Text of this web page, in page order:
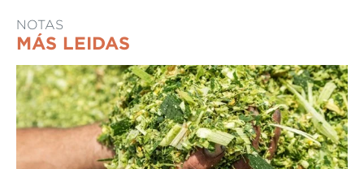
NOTAS
MÁS LEIDAS